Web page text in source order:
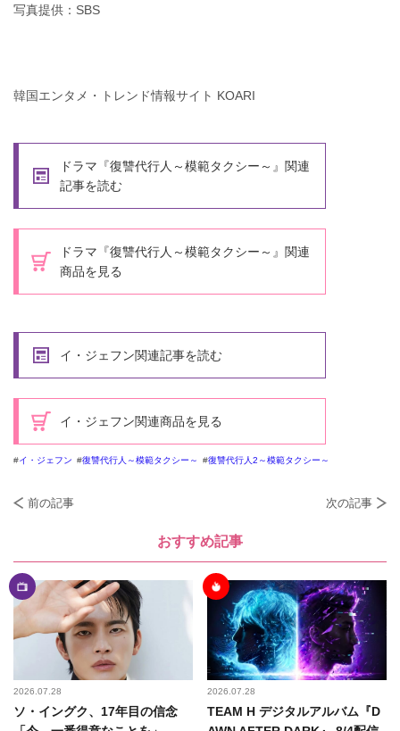
写真提供：SBS
韓国エンタメ・トレンド情報サイト KOARI
ドラマ『復讐代行人～模範タクシー～』関連
記事を読む
ドラマ『復讐代行人～模範タクシー～』関連
商品を見る
イ・ジェフン関連記事を読む
イ・ジェフン関連商品を見る
イ・ジェフン 復讐代行人～模範タクシー～ 復讐代行人2～模範タクシー～
前の記事 次の記事
おすすめ記事
2026.07.28
ソ・イングク、17年目の信念
2026.07.28
TEAM H デジタルアルバム『D